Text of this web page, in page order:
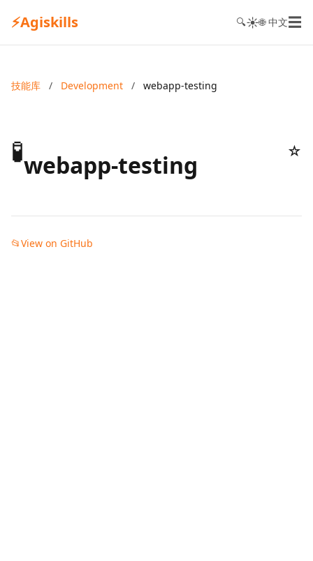
⚡Agiskills 🔍☀️🌐 中文☰
技能库 / Development / webapp-testing
🧪webapp-testing ☆
📂View on GitHub